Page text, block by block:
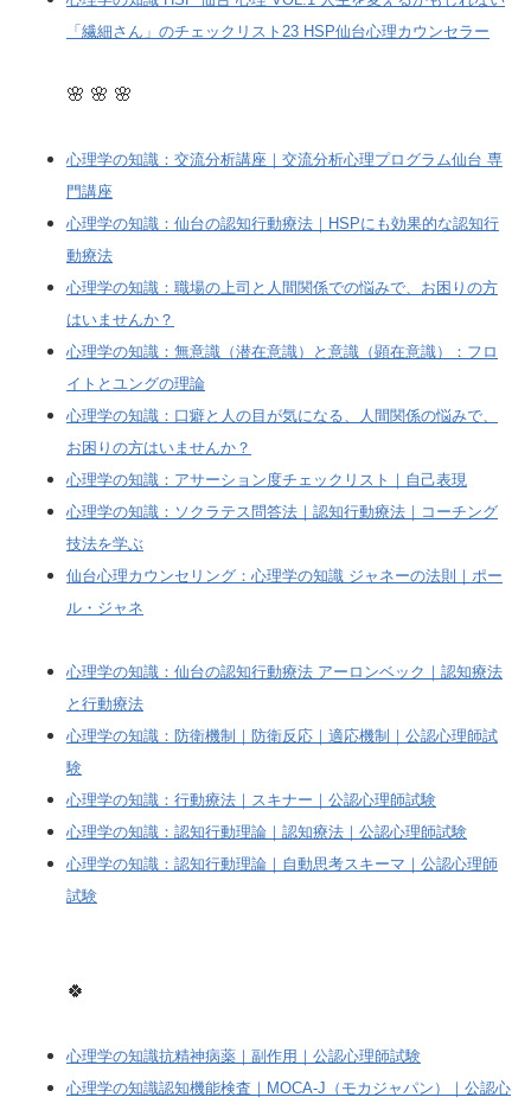
「繊細さん」のチェックリスト23 HSP仙台心理カウンセラー
🌸 🌸 🌸
心理学の知識：交流分析講座｜交流分析心理プログラム仙台 専
門講座
心理学の知識：仙台の認知行動療法｜HSPにも効果的な認知行
動療法
心理学の知識：職場の上司と人間関係での悩みで、お困りの方
はいませんか？
心理学の知識：無意識（潜在意識）と意識（顕在意識）：フロ
イトとユングの理論
心理学の知識：口癖と人の目が気になる、人間関係の悩みで、
お困りの方はいませんか？
心理学の知識：アサーション度チェックリスト｜自己表現
心理学の知識：ソクラテス問答法｜認知行動療法｜コーチング
技法を学ぶ
仙台心理カウンセリング：心理学の知識 ジャネーの法則｜ポー
ル・ジャネ
心理学の知識：仙台の認知行動療法 アーロンベック｜認知療法
と行動療法
心理学の知識：防衛機制｜防衛反応｜適応機制｜公認心理師試
験
心理学の知識：行動療法｜スキナー｜公認心理師試験
心理学の知識：認知行動理論｜認知療法｜公認心理師試験
心理学の知識：認知行動理論｜自動思考スキーマ｜公認心理師
試験
🍀
心理学の知識抗精神病薬｜副作用｜公認心理師試験
心理学の知識認知機能検査｜MOCA-J（モカジャパン）｜公認心